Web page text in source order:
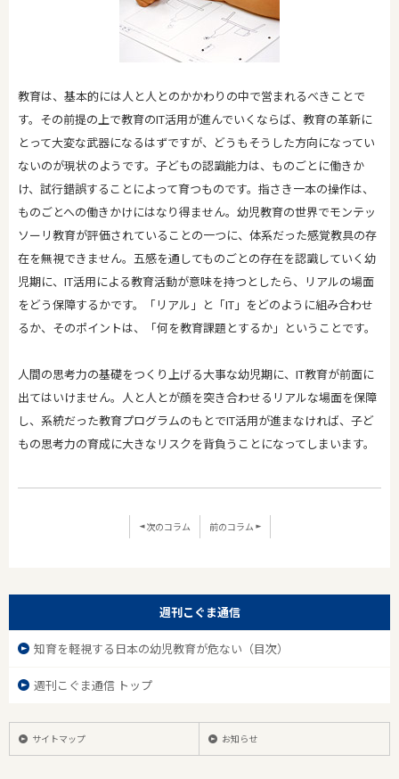
教育は、基本的には人と人とのかかわりの中で営まれるべきことで
す。その前提の上で教育のIT活用が進んでいくならば、教育の革新に
とって大変な武器になるはずですが、どうもそうした方向になってい
ないのが現状のようです。子どもの認識能力は、ものごとに働きか
け、試行錯誤することによって育つものです。指さき一本の操作は、
ものごとへの働きかけにはなり得ません。幼児教育の世界でモンテッ
ソーリ教育が評価されていることの一つに、体系だった感覚教具の存
在を無視できません。五感を通してものごとの存在を認識していく幼
児期に、IT活用による教育活動が意味を持つとしたら、リアルの場面
をどう保障するかです。「リアル」と「IT」をどのように組み合わせ
るか、そのポイントは、「何を教育課題とするか」ということです。
人間の思考力の基礎をつくり上げる大事な幼児期に、IT教育が前面に
出てはいけません。人と人とが顔を突き合わせるリアルな場面を保障
し、系統だった教育プログラムのもとでIT活用が進まなければ、子ど
もの思考力の育成に大きなリスクを背負うことになってしまいます。
次のコラム 前のコラム
週刊こぐま通信
知育を軽視する日本の幼児教育が危ない（目次）
週刊こぐま通信 トップ
サイトマップ お知らせ